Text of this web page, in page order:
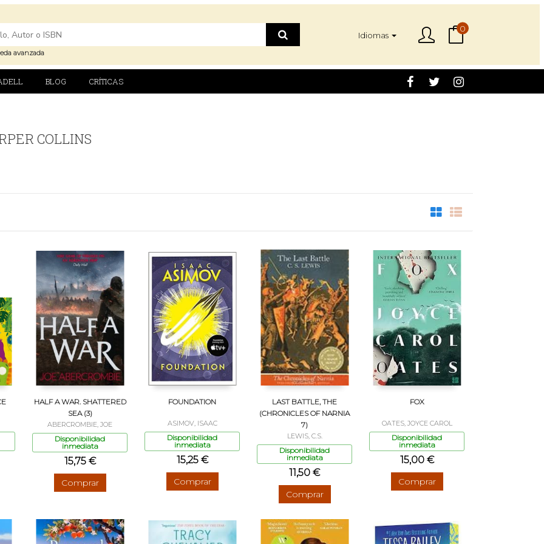
avanzada
Idiomas
0
BLOG CRÍTICAS
COLLINS
HALF A WAR. SHATTERED
SEA (3)
ABERCROMBIE, JOE
Disponibilidad
inmediata
15,75 €
Comprar
FOUNDATION
ASIMOV, ISAAC
Disponibilidad
inmediata
15,25 €
Comprar
LAST BATTLE, THE
(CHRONICLES OF NARNIA
7)
LEWIS, C.S.
Disponibilidad
inmediata
11,50 €
Comprar
FOX
OATES, JOYCE CAROL
Disponibilidad
inmediata
15,00 €
Comprar